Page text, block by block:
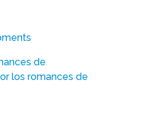
de
los romances de